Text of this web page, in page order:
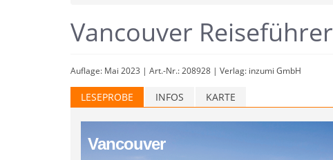
Vancouver Reiseführer
Auflage: Mai 2023 | Art.-Nr.: 208928 | Verlag: inzumi GmbH
LESEPROBE INFOS KARTE
Vancouver